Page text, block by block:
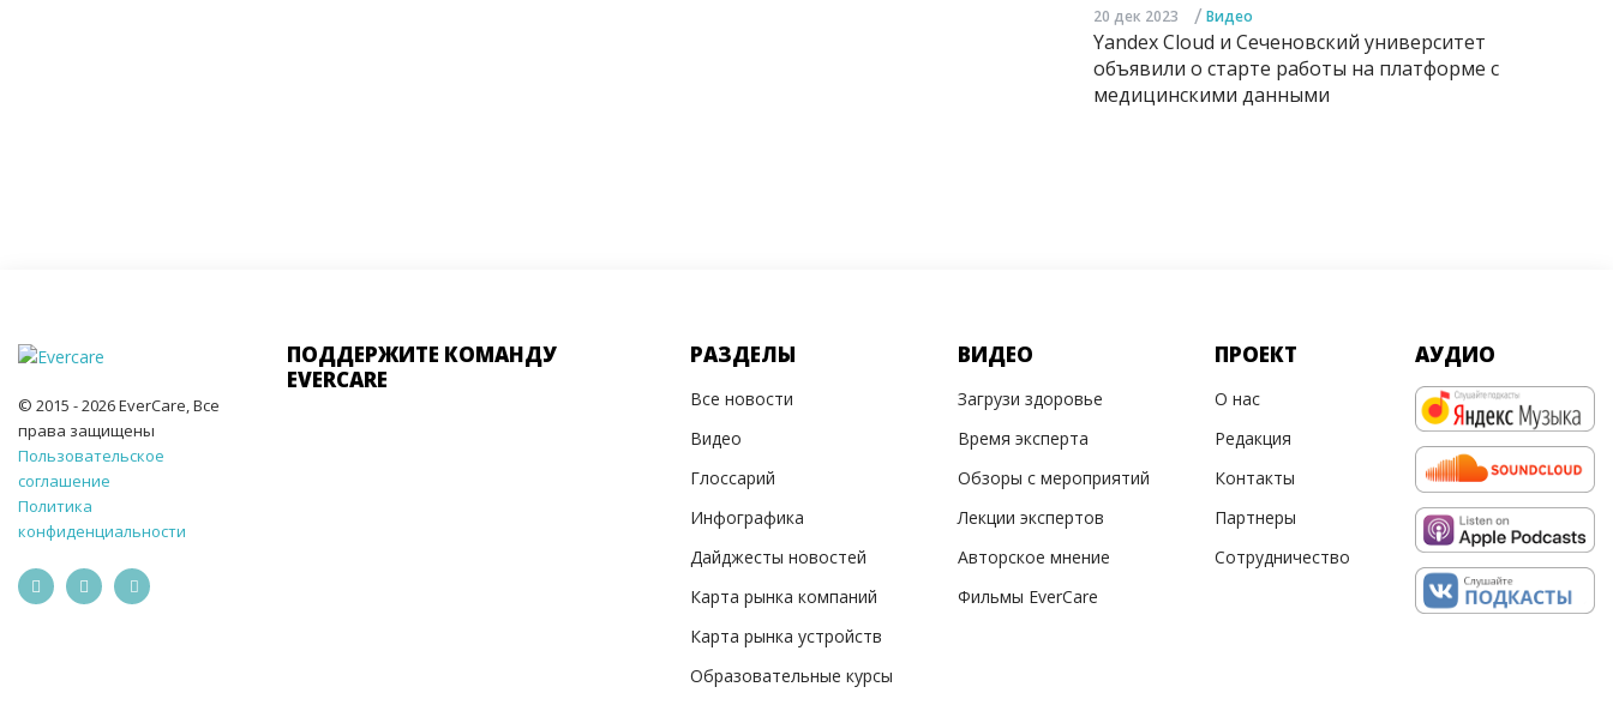
20 дек 2023 / Видео
Yandex Cloud и Сеченовский университет
объявили о старте работы на платформе с
медицинскими данными
© 2015 - 2026 EverCare, Все
права защищены
Пользовательское
соглашение
Политика
конфиденциальности
ПОДДЕРЖИТЕ КОМАНДУ
EVERCARE
РАЗДЕЛЫ
Все новости
Видео
Глоссарий
Инфографика
Дайджесты новостей
Карта рынка компаний
Карта рынка устройств
Образовательные курсы
ВИДЕО
Загрузи здоровье
Время эксперта
Обзоры с мероприятий
Лекции экспертов
Авторское мнение
Фильмы EverCare
ПРОЕКТ
О нас
Редакция
Контакты
Партнеры
Сотрудничество
АУДИО